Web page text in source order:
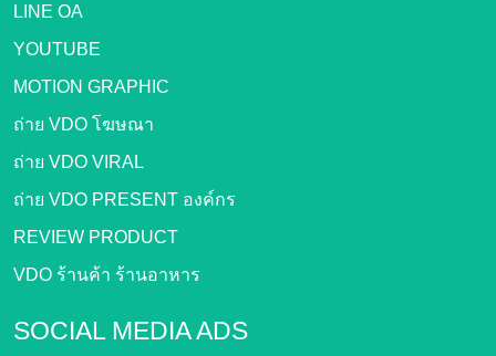
LINE OA
YOUTUBE
MOTION GRAPHIC
ถ่าย VDO โฆษณา
ถ่าย VDO VIRAL
ถ่าย VDO PRESENT องค์กร
REVIEW PRODUCT
VDO ร้านค้า ร้านอาหาร
SOCIAL MEDIA ADS